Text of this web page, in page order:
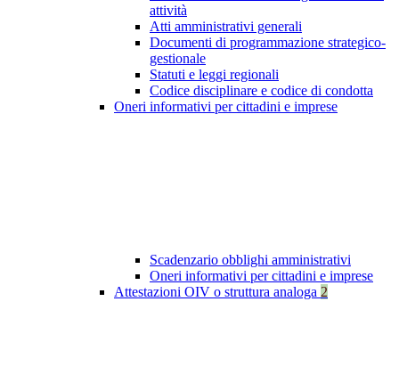
attività
Atti amministrativi generali
Documenti di programmazione strategico-
gestionale
Statuti e leggi regionali
Codice disciplinare e codice di condotta
Oneri informativi per cittadini e imprese
Scadenzario obblighi amministrativi
Oneri informativi per cittadini e imprese
Attestazioni OIV o struttura analoga 2